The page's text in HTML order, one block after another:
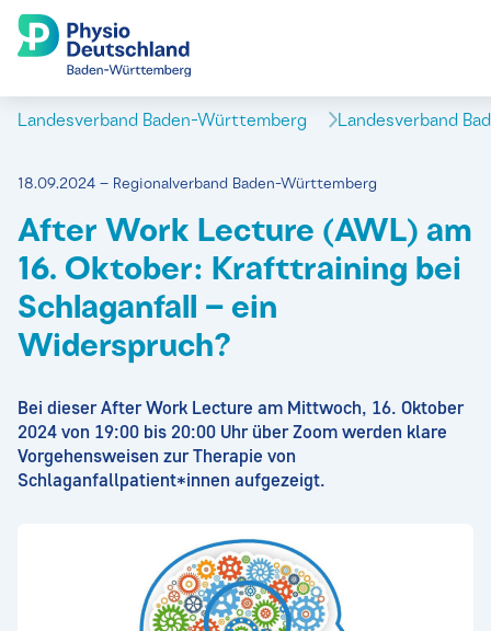
Landesverband Baden-Württemberg Landesverband
18.09.2024 – Regionalverband Baden-Württemberg
After Work Lecture (AWL) am
16. Oktober: Krafttraining bei
Schlaganfall – ein
Widerspruch?
Bei dieser After Work Lecture am Mittwoch, 16. Oktober
2024 von 19:00 bis 20:00 Uhr über Zoom werden klare
Vorgehensweisen zur Therapie von
Schlaganfallpatient*innen aufgezeigt.